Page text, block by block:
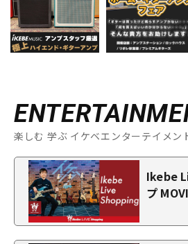
楽しむ 学ぶ イケベエンターテイメン
Ikebe
プ